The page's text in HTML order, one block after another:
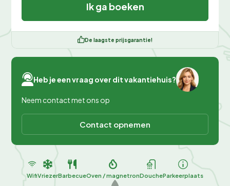
Ik ga boeken
De laagste prijsgarantie!
Heb je een vraag over dit vakantiehuis?
Neem contact met ons op
Contact opnemen
WifiVriezerBarbecueOven / magnetronDoucheParkeerplaats